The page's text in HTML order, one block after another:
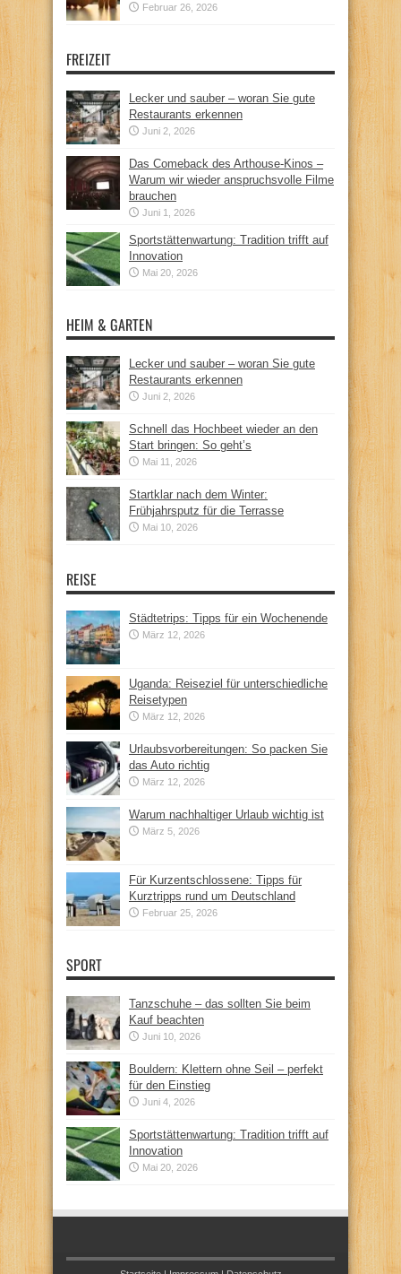
Februar 26, 2026
FREIZEIT
Lecker und sauber – woran Sie gute
Restaurants erkennen
Juni 2, 2026
Das Comeback des Arthouse-Kinos –
Warum wir wieder anspruchsvolle Filme
brauchen
Juni 1, 2026
Sportstättenwartung: Tradition trifft auf
Innovation
Mai 20, 2026
HEIM & GARTEN
Lecker und sauber – woran Sie gute
Restaurants erkennen
Juni 2, 2026
Schnell das Hochbeet wieder an den
Start bringen: So geht’s
Mai 11, 2026
Startklar nach dem Winter:
Frühjahrsputz für die Terrasse
Mai 10, 2026
REISE
Städtetrips: Tipps für ein Wochenende
März 12, 2026
Uganda: Reiseziel für unterschiedliche
Reisetypen
März 12, 2026
Urlaubsvorbereitungen: So packen Sie
das Auto richtig
März 12, 2026
Warum nachhaltiger Urlaub wichtig ist
März 5, 2026
Für Kurzentschlossene: Tipps für
Kurztripps rund um Deutschland
Februar 25, 2026
SPORT
Tanzschuhe – das sollten Sie beim
Kauf beachten
Juni 10, 2026
Bouldern: Klettern ohne Seil – perfekt
für den Einstieg
Juni 4, 2026
Sportstättenwartung: Tradition trifft auf
Innovation
Mai 20, 2026